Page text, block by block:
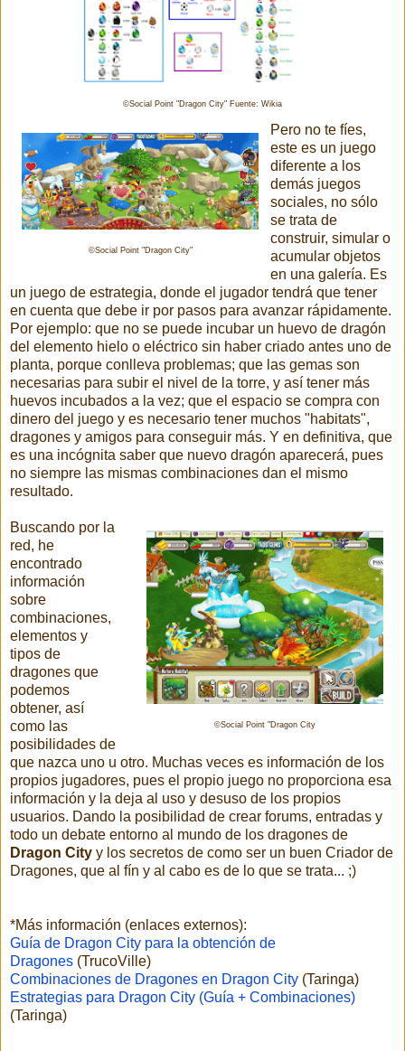
©Social Point "Dragon City" Fuente: Wikia
©Social Point "Dragon City"
Pero no te fíes,
este es un juego
diferente a los
demás juegos
sociales, no sólo
se trata de
construir, simular o
acumular objetos
en una galería. Es
un juego de estrategia, donde el jugador tendrá que tener
en cuenta que debe ir por pasos para avanzar rápidamente.
Por ejemplo: que no se puede incubar un huevo de dragón
del elemento hielo o eléctrico sin haber criado antes uno de
planta, porque conlleva problemas; que las gemas son
necesarias para subir el nivel de la torre, y así tener más
huevos incubados a la vez; que el espacio se compra con
dinero del juego y es necesario tener muchos "habitats",
dragones y amigos para conseguir más. Y en definitiva, que
es una incógnita saber que nuevo dragón aparecerá, pues
no siempre las mismas combinaciones dan el mismo
resultado.
©Social Point "Dragon City
Buscando por la
red, he
encontrado
información
sobre
combinaciones,
elementos y
tipos de
dragones que
podemos
obtener, así
como las
posibilidades de
que nazca uno u otro. Muchas veces es información de los
propios jugadores, pues el propio juego no proporciona esa
información y la deja al uso y desuso de los propios
usuarios. Dando la posibilidad de crear forums, entradas y
todo un debate entorno al mundo de los dragones de
Dragon City y los secretos de como ser un buen Criador de
Dragones, que al fín y al cabo es de lo que se trata... ;)
*Más información (enlaces externos):
Guía de Dragon City para la obtención de
Dragones (TrucoVille)
Combinaciones de Dragones en Dragon City (Taringa)
Estrategias para Dragon City (Guía + Combinaciones)
(Taringa)